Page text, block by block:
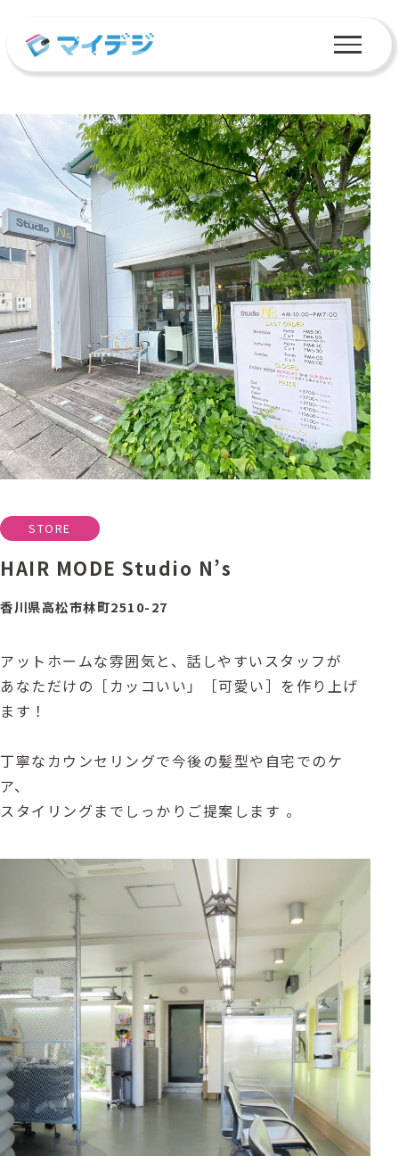
STORE
HAIR MODE Studio N’s
香川県高松市林町2510-27
アットホームな雰囲気と、話しやすいスタッフが
あなただけの［カッコいい」［可愛い］を作り上げ
ます！
丁寧なカウンセリングで今後の髪型や自宅でのケ
ア、
スタイリングまでしっかりご提案します 。